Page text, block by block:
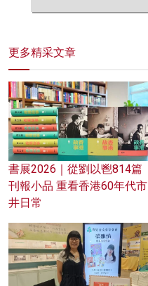
更多精采文章
書展2026｜從劉以鬯814篇
刊報小品 重看香港60年代市
井日常